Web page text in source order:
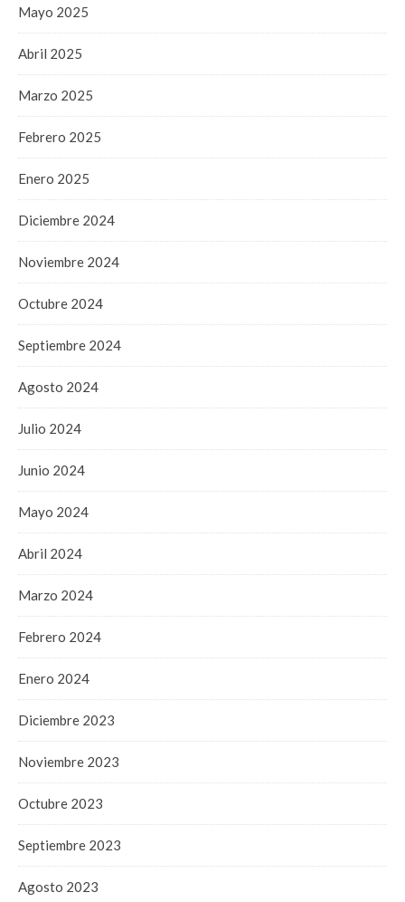
Mayo 2025
Abril 2025
Marzo 2025
Febrero 2025
Enero 2025
Diciembre 2024
Noviembre 2024
Octubre 2024
Septiembre 2024
Agosto 2024
Julio 2024
Junio 2024
Mayo 2024
Abril 2024
Marzo 2024
Febrero 2024
Enero 2024
Diciembre 2023
Noviembre 2023
Octubre 2023
Septiembre 2023
Agosto 2023